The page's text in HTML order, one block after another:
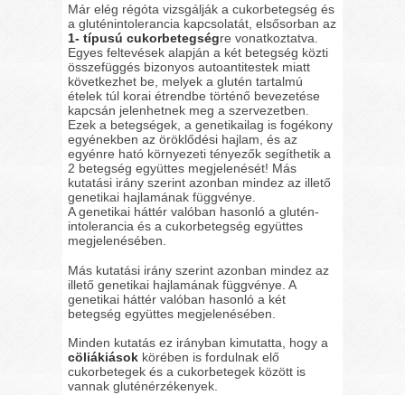
Már elég régóta vizsgálják a cukorbetegség és
a gluténintolerancia kapcsolatát, elsősorban az
1- típusú cukorbetegségre vonatkoztatva.
Egyes feltevések alapján a két betegség közti
összefüggés bizonyos autoantitestek miatt
következhet be, melyek a glutén tartalmú
ételek túl korai étrendbe történő bevezetése
kapcsán jelenhetnek meg a szervezetben.
Ezek a betegségek, a genetikailag is fogékony
egyénekben az öröklődési hajlam, és az
egyénre ható környezeti tényezők segíthetik a
2 betegség együttes megjelenését! Más
kutatási irány szerint azonban mindez az illető
genetikai hajlamának függvénye.
A genetikai háttér valóban hasonló a glutén-
intolerancia és a cukorbetegség együttes
megjelenésében.
Más kutatási irány szerint azonban mindez az
illető genetikai hajlamának függvénye. A
genetikai háttér valóban hasonló a két
betegség együttes megjelenésében.
Minden kutatás ez irányban kimutatta, hogy a
cöliákiások körében is fordulnak elő
cukorbetegek és a cukorbetegek között is
vannak gluténérzékenyek.